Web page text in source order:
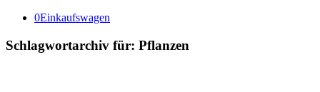
0Einkaufswagen
Schlagwortarchiv für: Pflanzen